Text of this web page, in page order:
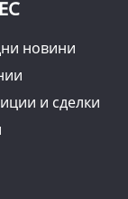
новини
и сделки